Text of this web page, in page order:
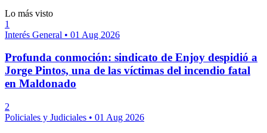
Lo más visto
1
Interés General • 01 Aug 2026
Profunda conmoción: sindicato de Enjoy despidió a
Jorge Pintos, una de las víctimas del incendio fatal
en Maldonado
2
Policiales y Judiciales • 01 Aug 2026